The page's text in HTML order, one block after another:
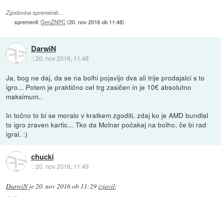
Zgodovina sprememb…
spremenil:GenZNPC(20. nov 2016 ob 11:48)
DarwiN
::20. nov 2016, 11:48
Ja, bog ne daj, da se na bolhi pojavijo dva ali trije prodajalci s to
igro... Potem je praktično cel trg zasičen in je 10€ absolutno
maksimum..
In točno to bi se moralo v kratkem zgoditi, zdaj ko je AMD bundlal
to igro zraven kartic... Tko da Molnar počakaj na bolho, če bi rad
igral. :)
chucki
::20. nov 2016, 11:49
DarwiNje 20. nov 2016 ob 11:29izjavil: